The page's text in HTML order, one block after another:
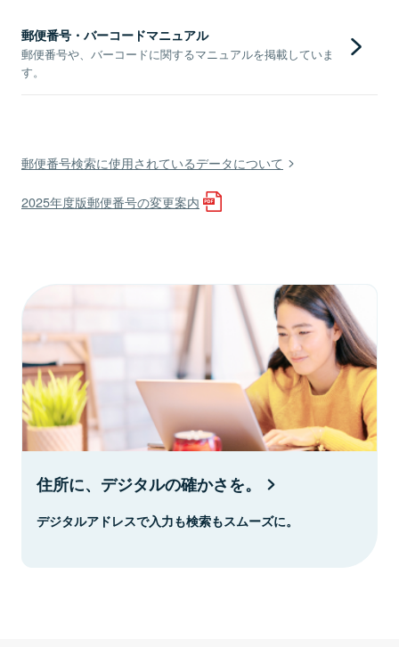
郵便番号・バーコードマニュアル
郵便番号や、バーコードに関するマニュアルを掲載していま
す。
郵便番号検索に使用されているデータについて
2025年度版郵便番号の変更案内
住所に、デジタルの確かさを。
デジタルアドレスで入力も検索もスムーズに。